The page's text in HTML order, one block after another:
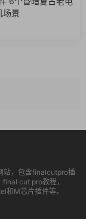
场景
站，包含finalcutpro插
cut pro教程，
M芯片插件等。